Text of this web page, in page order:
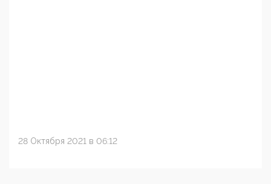
28 Октября 2021 в 06:12